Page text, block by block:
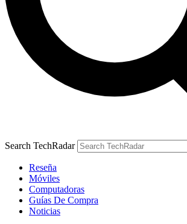
Search TechRadar
Reseña
Móviles
Computadoras
Guías De Compra
Noticias